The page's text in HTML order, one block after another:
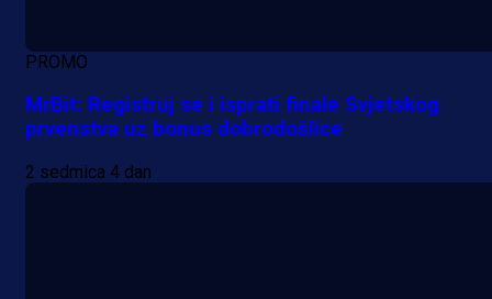
PROMO
MrBit: Registruj se i isprati finale Svjetskog
prvenstva uz bonus dobrodošlice
2 sedmica 4 dan